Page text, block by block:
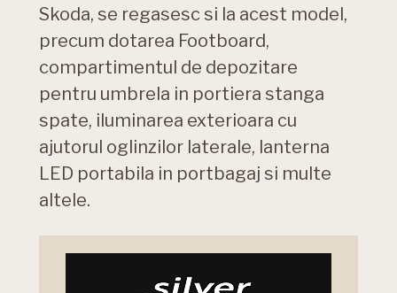
Skoda, se regasesc si la acest model,
precum dotarea Footboard,
compartimentul de depozitare
pentru umbrela in portiera stanga
spate, iluminarea exterioara cu
ajutorul oglinzilor laterale, lanterna
LED portabila in portbagaj si multe
altele.